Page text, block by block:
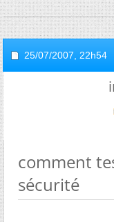
25/07/2007, 22h54
comment
sécurité